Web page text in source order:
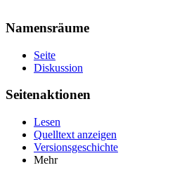
Namensräume
Seite
Diskussion
Seitenaktionen
Lesen
Quelltext anzeigen
Versionsgeschichte
Mehr